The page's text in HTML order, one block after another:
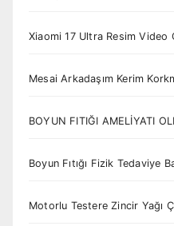
Xiaomi 17 Ultra Resim Video
Mesai Arkadaşım Kerim
BOYUN FITIĞI AMELİYATI
Boyun Fıtığı Fizik Tedaviye
Motorlu Testere Zincir Yağı